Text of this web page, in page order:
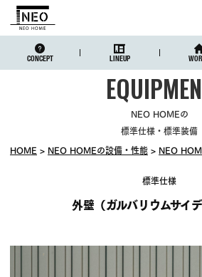
CONCEPT LINEUP
NEO HOMEの
標準仕様・標準装備
HOME
NEO HOMEの設備・性能 NEO
標準仕様
外壁（ガルバリウムサイ